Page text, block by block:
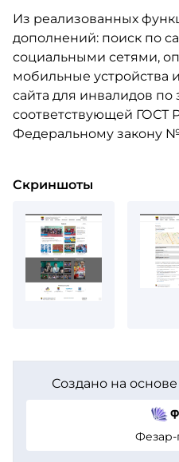
Из реализованных
дополнений: поиск по
социальными сетями,
мобильные устройства
сайта для инвалидов по
соответствующей ГОСТ
Федеральному закону
Скриншоты
Создано на
Фезар-